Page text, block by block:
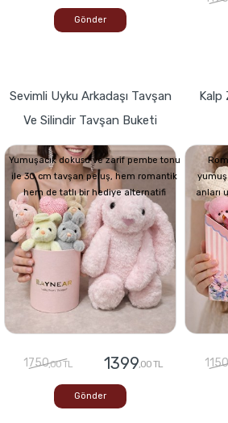
Gönder
Sevimli Uyku Arkadaşı Tavşan
Ve Silindir Tavşan Buketi
Yumuşacık dokusu ve zarif pembe tonu
ile 30 cm tavşan peluş, hem romantik
hem de tatlı bir hediye alternatifi
1750,00 TL 1399,00 TL
Gönder
Kalp
anları
1150